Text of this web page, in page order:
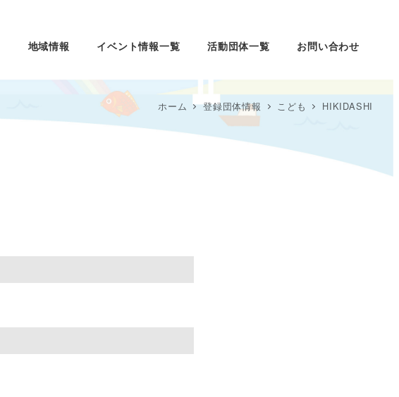
地域情報 イベント情報一覧 活動団体一覧 お問い合わせ
ホーム 登録団体情報 こども HIKIDASHI